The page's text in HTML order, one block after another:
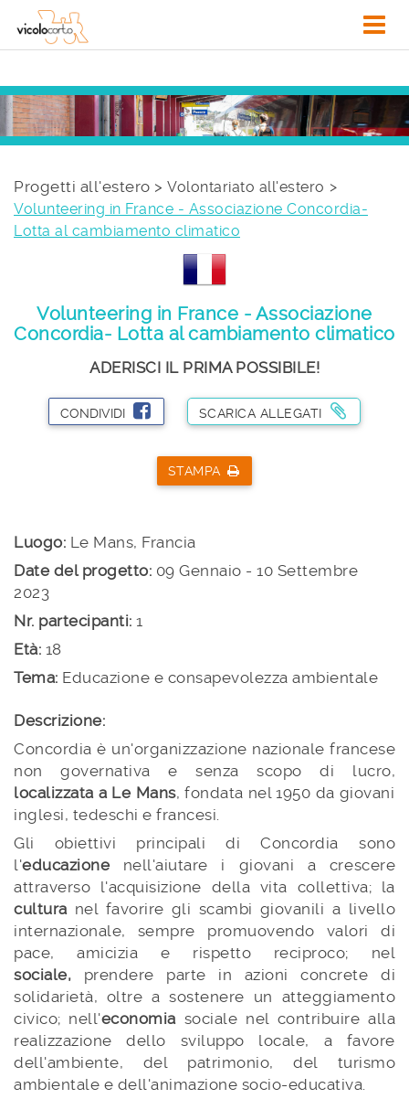
Progetti all'estero > Volontariato all'estero
Volunteering in France - Associazione Concordia-
Lotta al cambiamento climatico
Volunteering in France - Associazione
Concordia- Lotta al cambiamento climatico
ADERISCI IL PRIMA POSSIBILE!
CONDIVIDI SCARICA ALLEGATI
STAMPA
Luogo: Le Mans, Francia
Date del progetto: 09 Gennaio - 10 Settembre
2023
Nr. partecipanti: 1
Età: 18
Tema: Educazione e consapevolezza ambientale
Descrizione:
Concordia è un'organizzazione nazionale francese
non governativa e senza scopo di lucro,
localizzata a Le Mans, fondata nel 1950 da giovani
inglesi, tedeschi e francesi.
Gli obiettivi principali di Concordia sono
l'educazionenell'aiutare i giovani a crescere
attraverso l'acquisizione della vita collettiva; la
cultura nel favorire gli scambi giovanili a livello
internazionale, sempre promuovendo valori di
pace, amicizia e rispetto reciproco; nel
sociale, prendere parte in azioni concrete di
solidarietà, oltre a sostenere un atteggiamento
civico; nell'economia sociale nel contribuire alla
realizzazione dello sviluppo locale, a favore
dell'ambiente, del patrimonio, del turismo
ambientale e dell'animazione socio-educativa.